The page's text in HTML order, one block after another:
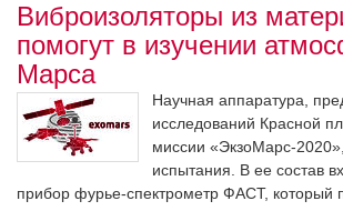
Виброизоляторы из
помогут в изучении
Марса
Научная аппаратура,
исследований Красной
миссии «ЭкзоМарс-
испытания. В ее состав
прибор фурье-спектрометр ФАСТ, который